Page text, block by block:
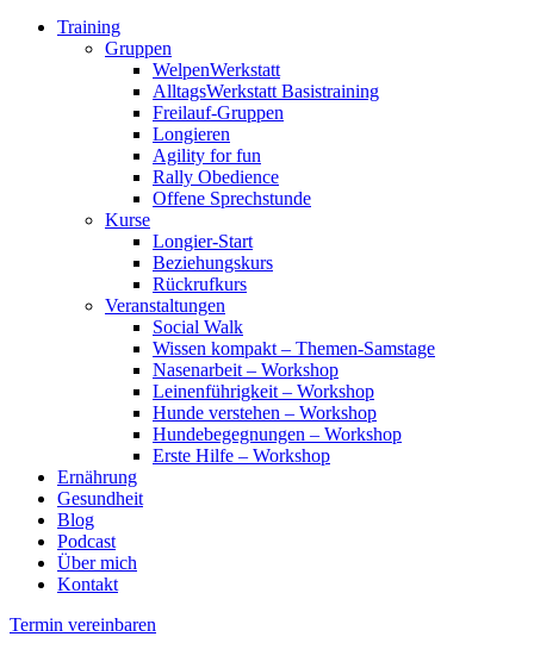
Training
Gruppen
WelpenWerkstatt
AlltagsWerkstatt Basistraining
Freilauf-Gruppen
Longieren
Agility for fun
Rally Obedience
Offene Sprechstunde
Kurse
Longier-Start
Beziehungskurs
Rückrufkurs
Veranstaltungen
Social Walk
Wissen kompakt – Themen-Samstage
Nasenarbeit – Workshop
Leinenführigkeit – Workshop
Hunde verstehen – Workshop
Hundebegegnungen – Workshop
Erste Hilfe – Workshop
Ernährung
Gesundheit
Blog
Podcast
Über mich
Kontakt
Termin vereinbaren